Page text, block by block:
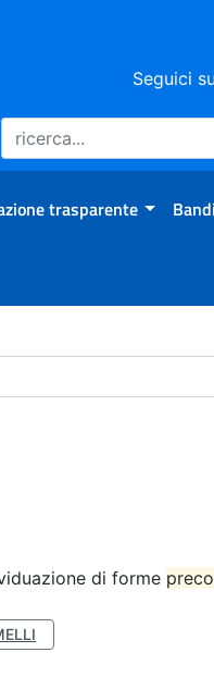
Seguici su
trasparente
di forme